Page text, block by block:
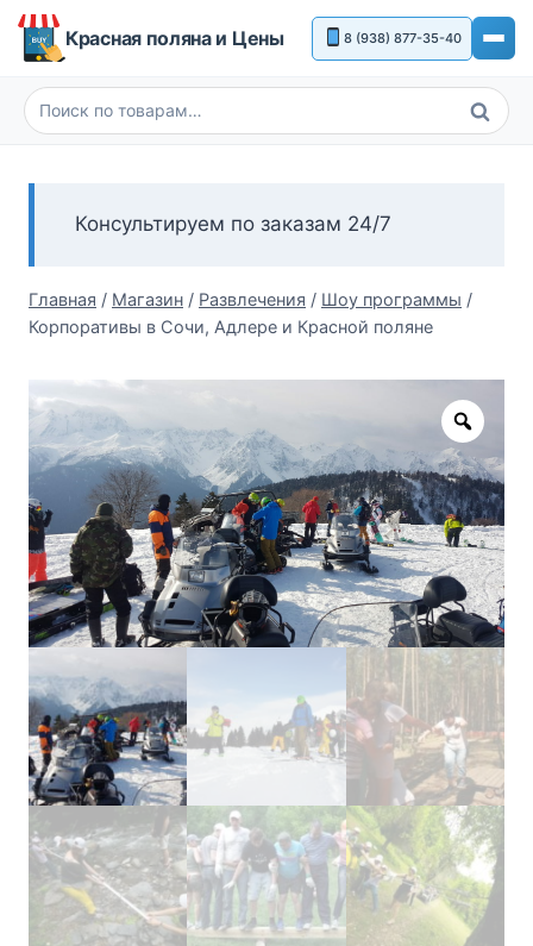
Перейти
Красная поляна и Цены 8 (938) 877-35-40
Искать:
Поиск
Консультируем по заказам 24/7
Главная / Магазин / Развлечения / Шоу программы /
Корпоративы в Сочи, Адлере и Красной поляне
Zoom